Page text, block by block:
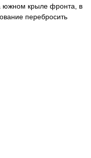
южном крыле фронта, в
перебросить